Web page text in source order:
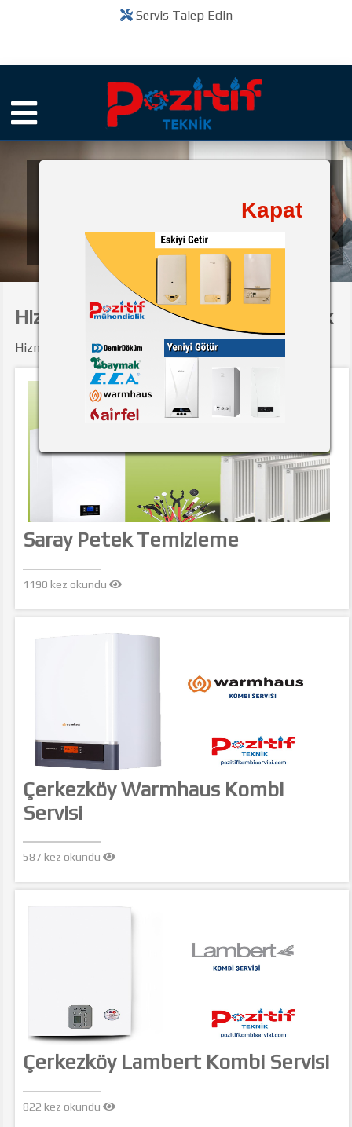
Servis Talep Edin
bir Kuruluşudur
Kapat
Hizmet Bölgeleri - Pozitif Mühendislik
Hizmet Bölgeleri
Saray Petek Temizleme
1190 kez okundu
Çerkezköy Warmhaus Kombi
Servisi
587 kez okundu
Çerkezköy Lambert Kombi Servisi
822 kez okundu